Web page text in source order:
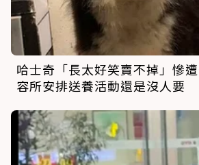
哈士奇「長太好笑賣不掉」慘
容所安排送養活動還是沒人要